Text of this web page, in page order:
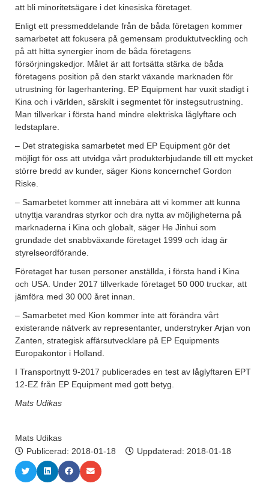
att bli minoritetsägare i det kinesiska företaget.
Enligt ett pressmeddelande från de båda företagen kommer
samarbetet att fokusera på gemensam produktutveckling och
på att hitta synergier inom de båda företagens
försörjningskedjor. Målet är att fortsätta stärka de båda
företagens position på den starkt växande marknaden för
utrustning för lagerhantering. EP Equipment har vuxit stadigt i
Kina och i världen, särskilt i segmentet för instegsutrustning.
Man tillverkar i första hand mindre elektriska låglyftare och
ledstaplare.
– Det strategiska samarbetet med EP Equipment gör det
möjligt för oss att utvidga vårt produkterbjudande till ett mycket
större bredd av kunder, säger Kions koncernchef Gordon
Riske.
– Samarbetet kommer att innebära att vi kommer att kunna
utnyttja varandras styrkor och dra nytta av möjligheterna på
marknaderna i Kina och globalt, säger He Jinhui som
grundade det snabbväxande företaget 1999 och idag är
styrelseordförande.
Företaget har tusen personer anställda, i första hand i Kina
och USA. Under 2017 tillverkade företaget 50 000 truckar, att
jämföra med 30 000 året innan.
– Samarbetet med Kion kommer inte att förändra vårt
existerande nätverk av representanter, understryker Arjan von
Zanten, strategisk affärsutvecklare på EP Equipments
Europakontor i Holland.
I Transportnytt 9-2017 publicerades en test av låglyftaren EPT
12-EZ från EP Equipment med gott betyg.
Mats Udikas
Mats Udikas
Publicerad: 2018-01-18 Uppdaterad: 2018-01-18